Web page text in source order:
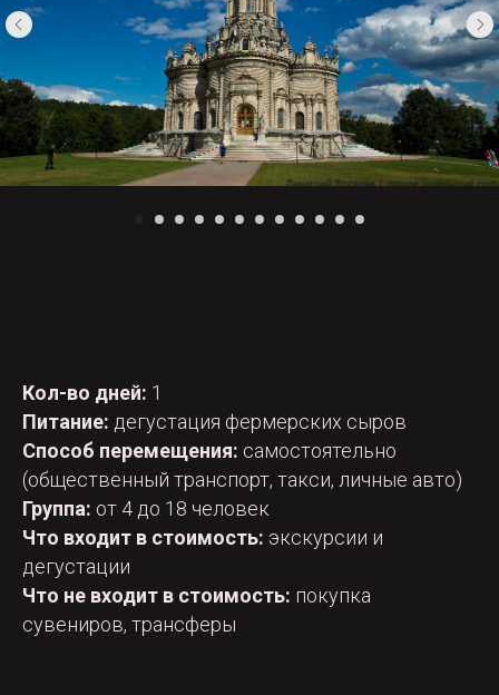
Кол-во дней: 1
Питание: дегустация фермерских сыров
Способ перемещения: самостоятельно
(общественный транспорт, такси, личные авто)
Группа: от 4 до 18 человек
Что входит в стоимость: экскурсии и
дегустации
Что не входит в стоимость: покупка
сувениров, трансферы